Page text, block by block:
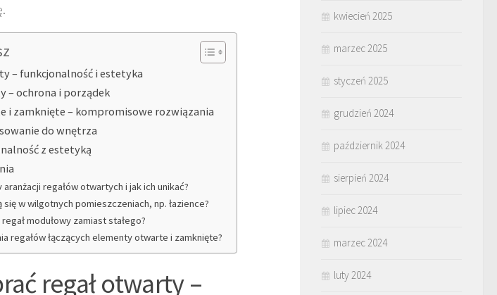
– funkcjonalność i estetyka
– ochrona i porządek
i zamknięte – kompromisowe rozwiązania
do wnętrza
z estetyką
regałów otwartych i jak ich unikać?
w wilgotnych pomieszczeniach, np. łazience?
modułowy zamiast stałego?
regałów łączących elementy otwarte i zamknięte?
regał otwarty –
kwiecień 2025
marzec 2025
styczeń 2025
grudzień 2024
październik 2024
sierpień 2024
lipiec 2024
marzec 2024
luty 2024